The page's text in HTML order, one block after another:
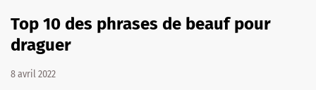
Top 10 des phrases de beauf pour
draguer
8 avril 2022